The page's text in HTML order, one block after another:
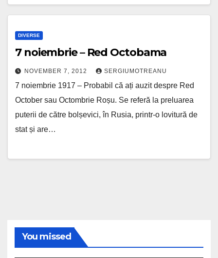
DIVERSE
7 noiembrie – Red Octobama
NOVEMBER 7, 2012 SERGIUMOTREANU
7 noiembrie 1917 – Probabil că ați auzit despre Red
October sau Octombrie Roșu. Se referă la preluarea
puterii de către bolșevici, în Rusia, printr-o lovitură de
stat și are…
You missed